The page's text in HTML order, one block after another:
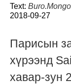
Text:
2018-09-27
Парисын
хүрээнд
хавар-зун